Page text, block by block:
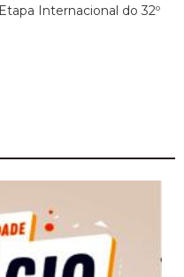
Internacional do 32º